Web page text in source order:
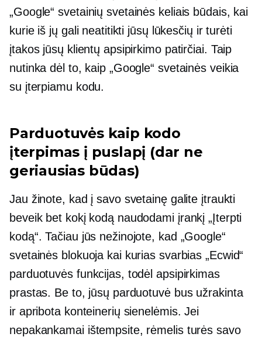
„Google“ svetainių svetainės keliais būdais, kai
kurie iš jų gali neatitikti jūsų lūkesčių ir turėti
įtakos jūsų klientų apsipirkimo patirčiai. Taip
nutinka dėl to, kaip „Google“ svetainės veikia
su įterpiamu kodu.
Parduotuvės kaip kodo
įterpimas į puslapį (dar ne
geriausias būdas)
Jau žinote, kad į savo svetainę galite įtraukti
beveik bet kokį kodą naudodami įrankį „Įterpti
kodą“. Tačiau jūs nežinojote, kad „Google“
svetainės blokuoja kai kurias svarbias „Ecwid“
parduotuvės funkcijas, todėl apsipirkimas
prastas. Be to, jūsų parduotuvė bus užrakinta
ir apribota konteinerių sienelėmis. Jei
nepakankamai ištempsite, rėmelis turės savo